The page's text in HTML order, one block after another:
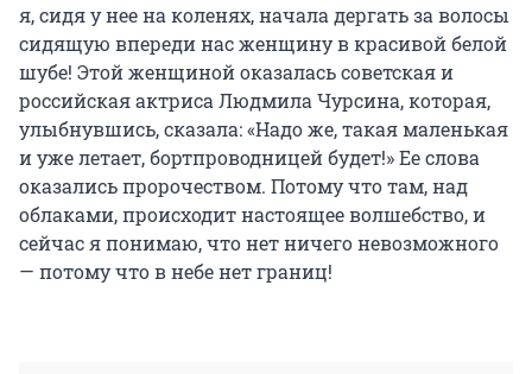
я, сидя у нее на коленях, начала дергать за волосы
сидящую впереди нас женщину в красивой белой
шубе! Этой женщиной оказалась советская и
российская актриса Людмила Чурсина, которая,
улыбнувшись, сказала: «Надо же, такая маленькая
и уже летает, бортпроводницей будет!» Ее слова
оказались пророчеством. Потому что там, над
облаками, происходит настоящее волшебство, и
сейчас я понимаю, что нет ничего невозможного
— потому что в небе нет границ!